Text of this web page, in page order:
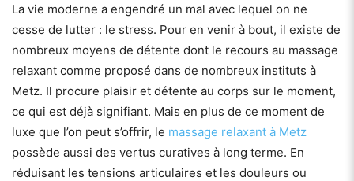
La vie moderne a engendré un mal avec lequel on ne
cesse de lutter : le stress. Pour en venir à bout, il existe de
nombreux moyens de détente dont le recours au massage
relaxant comme proposé dans de nombreux instituts à
Metz. Il procure plaisir et détente au corps sur le moment,
ce qui est déjà signifiant. Mais en plus de ce moment de
luxe que l’on peut s’offrir, le massage relaxant à Metz
possède aussi des vertus curatives à long terme. En
réduisant les tensions articulaires et les douleurs ou